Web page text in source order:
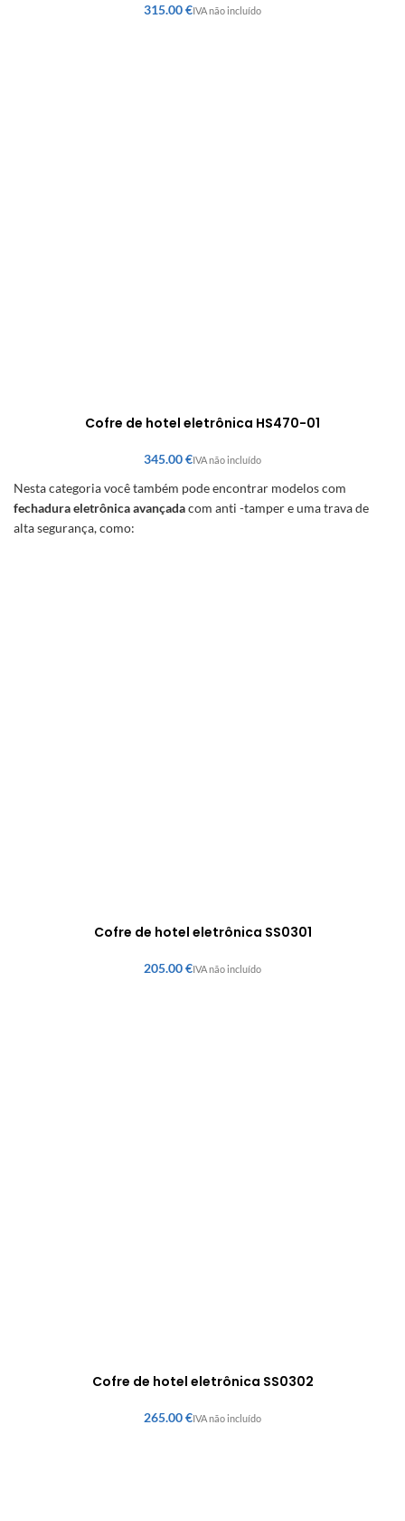
€
Cofre de hotel eletrônica HS470-01
€
Nesta categoria você também pode encontrar modelos com
fechadura eletrônica avançadacom anti -tamper e uma trava de
alta segurança, como:
Cofre de hotel eletrônica SS0301
€
Cofre de hotel eletrônica SS0302
€